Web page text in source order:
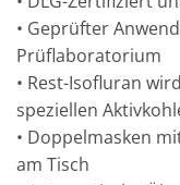
• Geprüfter
Prüflaboratorium
• Rest-Isofluran
speziellen
• Doppelmasken
am Tisch